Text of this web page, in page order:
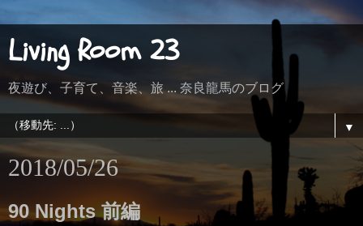
Living Room 23
夜遊び、子育て、音楽、旅 ... 奈良龍馬のブログ
▼
2018/05/26
90 Nights 前編